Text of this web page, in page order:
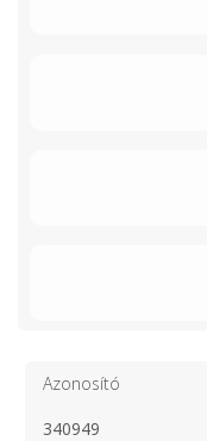
Azonosító
340949